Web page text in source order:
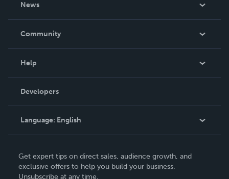
News
In The News
Community
Podcast
Help
Order Lookup
Knowledge Base
Contact Support
Developers
Language: English
Deutsch
Get expert tips on direct sales, audience growth, and
exclusive offers to help you build your business.
Unsubscribe at any time.